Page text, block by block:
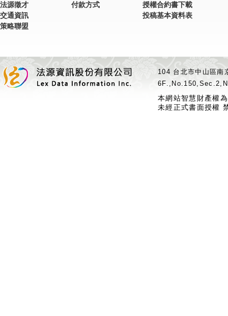
法源徵才
交通資訊
策略聯盟
付款方式
授權合約書下載
投稿基本資料表
104 台北市中山區
本網站智慧財產權
未經正式書面授權